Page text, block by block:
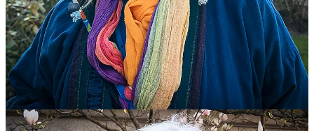
“kulturpersonligheter” som vill ägna sig åt aktivism på heltid. På
onsdag väntas dessutom finbesök från Svenska Akademien. När jag
kontaktar Akademien beskrivs resan som “privat”.
Jag filmade min rundtur i den omtalade villan och stötte på två av de
kvinnor som Diding förser med mat, husrum – och kanske något
mer? Denna vecka skulle fokus ligga på “fredsaktivism” – vilket i
praktiken innebär att Ukraina ska lägga sig platt för rysk
imperialism.